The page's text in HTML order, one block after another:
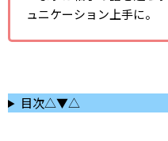
ュニケーション上手に。
目次△▼△